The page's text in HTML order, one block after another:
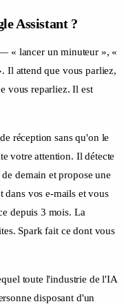
Assistant ?
« lancer un minuteur », «
Il attend que vous parliez,
vous reparliez. Il est
réception sans qu'on le
votre attention. Il détecte
demain et propose une
dans vos e-mails et vous
depuis 3 mois. La
Spark fait ce dont vous
toute l'industrie de l'IA
disposant d'un